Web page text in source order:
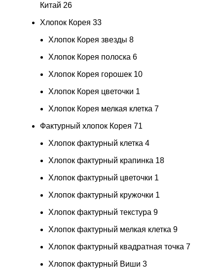
Китай 26
Хлопок Корея 33
Хлопок Корея звезды 8
Хлопок Корея полоска 6
Хлопок Корея горошек 10
Хлопок Корея цветочки 1
Хлопок Корея мелкая клетка 7
Фактурный хлопок Корея 71
Хлопок фактурный клетка 4
Хлопок фактурный крапинка 18
Хлопок фактурный цветочки 1
Хлопок фактурный кружочки 1
Хлопок фактурный текстура 9
Хлопок фактурный мелкая клетка 9
Хлопок фактурный квадратная точка 7
Хлопок фактурный Виши 3